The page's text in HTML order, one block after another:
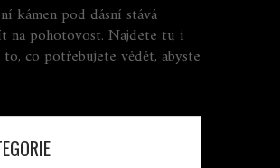
kámen pod dásní stává
na pohotovost. Najdete tu i
co potřebujete vědět, abyste